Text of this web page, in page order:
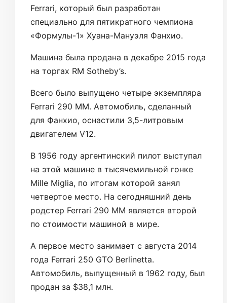
Ferrari, который был разработан
специально для пятикратного чемпиона
«Формулы-1» Хуана-Мануэля Фанхио.
Машина была продана в декабре 2015 года
на торгах RM Sotheby’s.
Всего было выпущено четыре экземпляра
Ferrari 290 MM. Автомобиль, сделанный
для Фанхио, оснастили 3,5-литровым
двигателем V12.
В 1956 году аргентинский пилот выступал
на этой машине в тысячемильной гонке
Mille Miglia, по итогам которой занял
четвертое место. На сегодняшний день
родстер Ferrari 290 MM является второй
по стоимости машиной в мире.
А первое место занимает с августа 2014
года Ferrari 250 GTO Berlinetta.
Автомобиль, выпущенный в 1962 году, был
продан за $38,1 млн.